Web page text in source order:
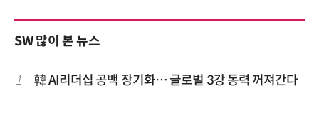
SW 많이 본 뉴스
1 韓 AI리더십 공백 장기화… 글로벌 3강 동력 꺼져간다